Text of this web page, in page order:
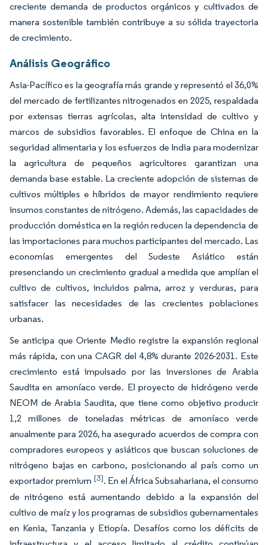
creciente demanda de productos orgánicos y cultivados de
manera sostenible también contribuye a su sólida trayectoria
de crecimiento.
Análisis Geográfico
Asia-Pacífico es la geografía más grande y representó el 36,0%
del mercado de fertilizantes nitrogenados en 2025, respaldada
por extensas tierras agrícolas, alta intensidad de cultivo y
marcos de subsidios favorables. El enfoque de China en la
seguridad alimentaria y los esfuerzos de India para modernizar
la agricultura de pequeños agricultores garantizan una
demanda base estable. La creciente adopción de sistemas de
cultivos múltiples e híbridos de mayor rendimiento requiere
insumos constantes de nitrógeno. Además, las capacidades de
producción doméstica en la región reducen la dependencia de
las importaciones para muchos participantes del mercado. Las
economías emergentes del Sudeste Asiático están
presenciando un crecimiento gradual a medida que amplían el
cultivo de cultivos, incluidos palma, arroz y verduras, para
satisfacer las necesidades de las crecientes poblaciones
urbanas.
Se anticipa que Oriente Medio registre la expansión regional
más rápida, con una CAGR del 4,8% durante 2026-2031. Este
crecimiento está impulsado por las inversiones de Arabia
Saudita en amoníaco verde. El proyecto de hidrógeno verde
NEOM de Arabia Saudita, que tiene como objetivo producir
1,2 millones de toneladas métricas de amoníaco verde
anualmente para 2026, ha asegurado acuerdos de compra con
compradores europeos y asiáticos que buscan soluciones de
nitrógeno bajas en carbono, posicionando al país como un
exportador premium [3]. En el África Subsahariana, el consumo
de nitrógeno está aumentando debido a la expansión del
cultivo de maíz y los programas de subsidios gubernamentales
en Kenia, Tanzania y Etiopía. Desafíos como los déficits de